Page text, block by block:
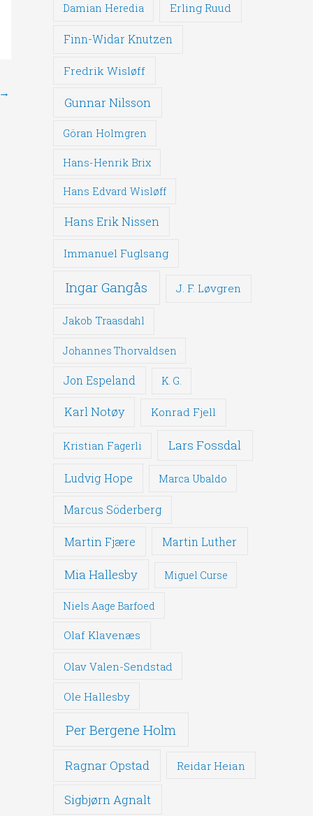
→
Damian Heredia Erling Ruud
Finn-Widar Knutzen
Fredrik Wisløff
Gunnar Nilsson
Göran Holmgren
Hans-Henrik Brix
Hans Edvard Wisløff
Hans Erik Nissen
Immanuel Fuglsang
Ingar Gangås J. F. Løvgren
Jakob Traasdahl
Johannes Thorvaldsen
Jon Espeland K. G.
Karl Notøy Konrad Fjell
Kristian Fagerli Lars Fossdal
Ludvig Hope Marca Ubaldo
Marcus Söderberg
Martin Fjære Martin Luther
Mia Hallesby Miguel Curse
Niels Aage Barfoed
Olaf Klavenæs
Olav Valen-Sendstad
Ole Hallesby
Per Bergene Holm
Ragnar Opstad Reidar Heian
Sigbjørn Agnalt